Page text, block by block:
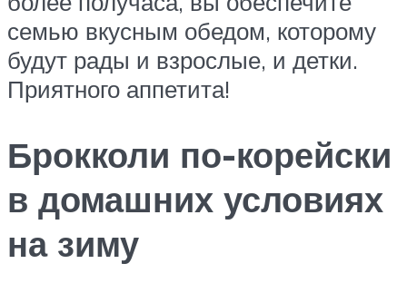
семью вкусным обедом, которому
будут рады и взрослые, и детки.
Приятного аппетита!
Брокколи по-корейски
в домашних условиях
на зиму